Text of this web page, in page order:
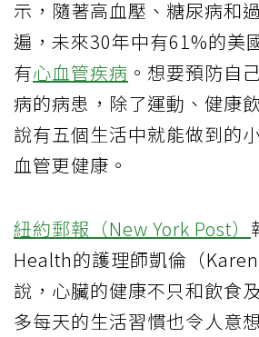
示，隨著高血壓、糖尿病和
遍，未來30年中有61%的美
有心血管疾病 。想要預防自
病的病患，除了運動、健康
說有五個生活中就能做到的
血管更健康。
紐約郵報（New York Post）
Health的護理師凱倫（Karen
說，心臟的健康不只和飲食
多每天的生活習慣也令人意